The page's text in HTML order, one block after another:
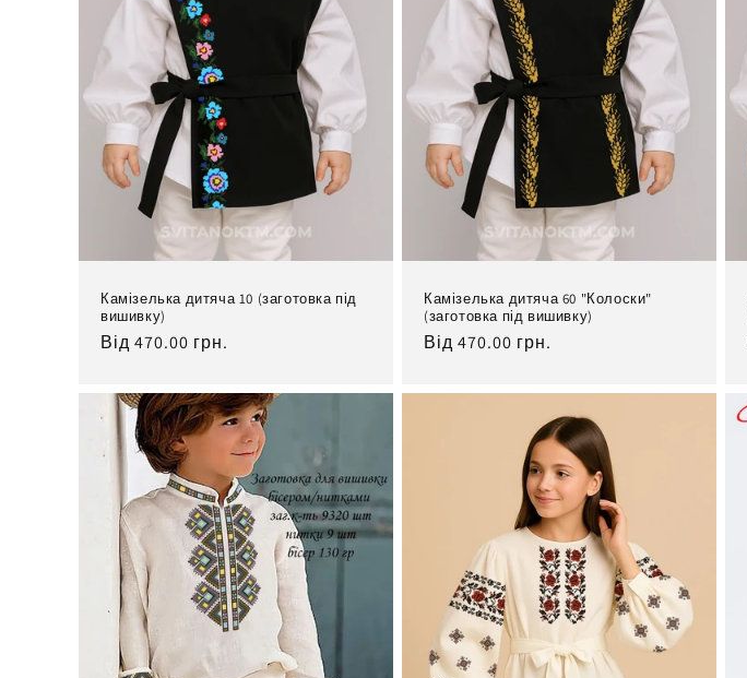
Камізелька дитяча 10 (заготовка під
вишивку)
Нормальна
Від 470.00 грн.
Камізелька дитяча 60 "Колоски"
(заготовка під вишивку)
Нормальна
Від 470.00 грн.